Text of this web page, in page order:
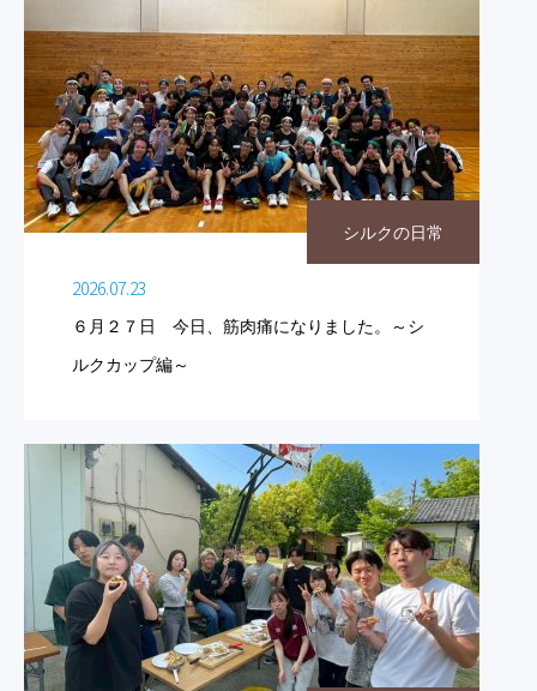
シルクの日常
2026.07.23
６月２７日 今日、筋肉痛になりました。～シ
ルクカップ編～